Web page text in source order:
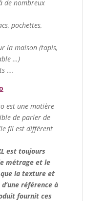
de nombreux
pochettes,
la maison (tapis,
…)
….
est une matière
de parler de
fil est différent
est toujours
métrage et le
la texture et
référence à
fournit ces